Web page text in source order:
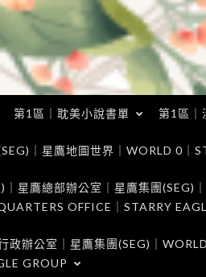
第1區｜耽美小說書單 第1區｜
｜星鷹地圖世界｜WORLD 0｜
｜星鷹總部辦公室｜星鷹集團
OFFICE｜STARRY
政辦公室｜星鷹集團(SEG)｜
GROUP